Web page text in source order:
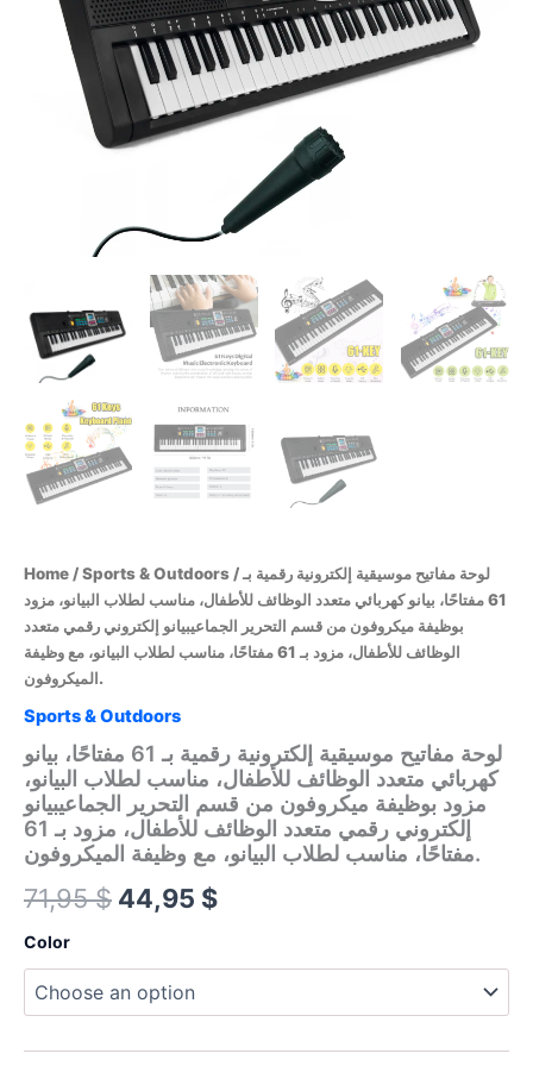
Home /Sports & Outdoors / لوحة مفاتيح موسيقية إلكترونية رقمية بـ
61 مفتاحًا، بيانو كهربائي متعدد الوظائف للأطفال، مناسب لطلاب البيانو، مزود
بوظيفة ميكروفون من قسم التحرير الجماعيبيانو إلكتروني رقمي متعدد
الوظائف للأطفال، مزود بـ 61 مفتاحًا، مناسب لطلاب البيانو، مع وظيفة
الميكروفون.
Sports & Outdoors
لوحة مفاتيح موسيقية إلكترونية رقمية بـ 61 مفتاحًا، بيانو
كهربائي متعدد الوظائف للأطفال، مناسب لطلاب البيانو،
مزود بوظيفة ميكروفون من قسم التحرير الجماعيبيانو
إلكتروني رقمي متعدد الوظائف للأطفال، مزود بـ 61
مفتاحًا، مناسب لطلاب البيانو، مع وظيفة الميكروفون.
71,95$ Original
was:
71,95 $.
44,95 $Current
44,95 $.
Color